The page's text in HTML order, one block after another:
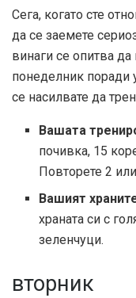
Сега, когато сте
да се заемете
винаги се опитва
понеделник поради
се насилвате да
Вашата
почивка, 15
Повторете 2
Вашият
храната си с
зеленчуци.
вторник